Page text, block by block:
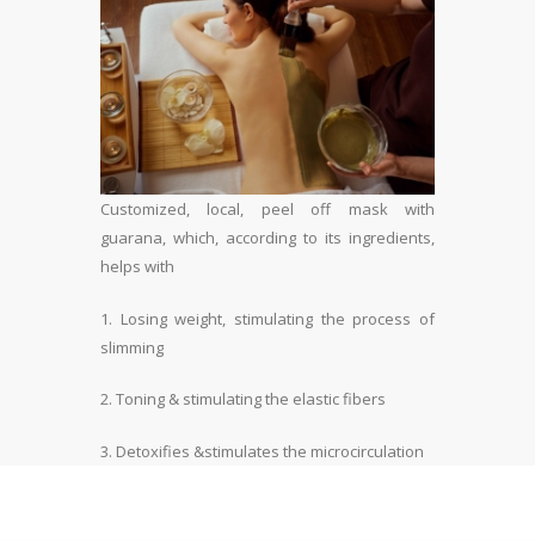
Customized, local, peel off mask with
guarana, which, according to its ingredients,
helps with
1. Losing weight, stimulating the process of
slimming
2. Toning & stimulating the elastic fibers
3. Detoxifies &stimulates the microcirculation